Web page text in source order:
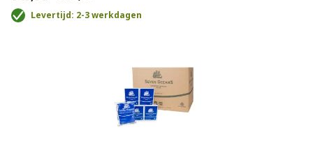
Levertijd: 2-3 werkdagen